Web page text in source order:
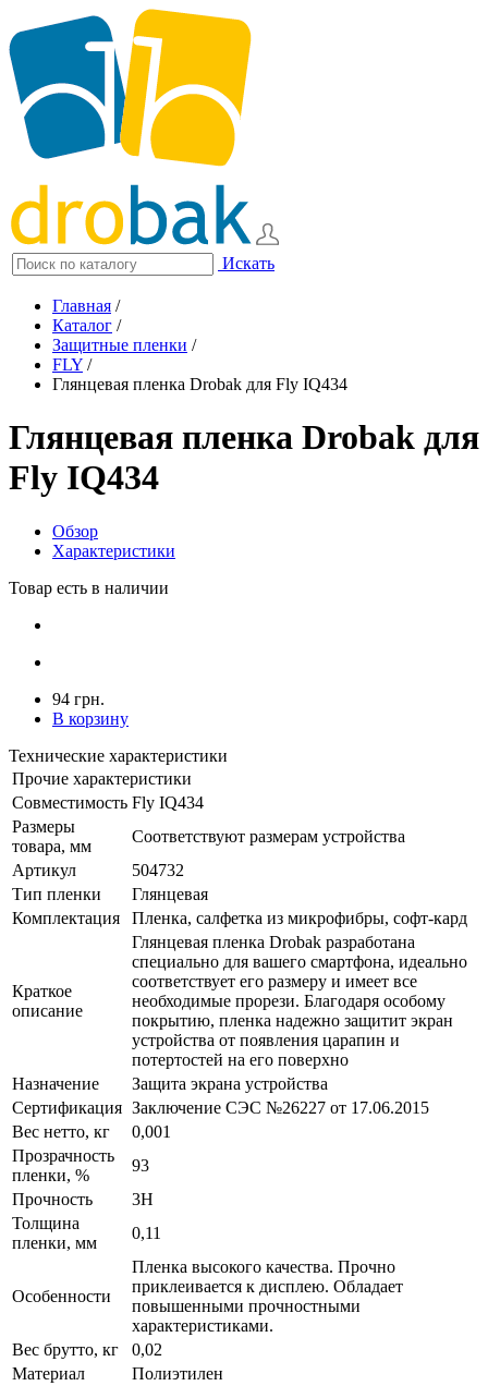
Искать
Главная /
Каталог /
Защитные пленки /
FLY /
Глянцевая пленка Drobak для Fly IQ434
Глянцевая пленка Drobak для
Fly IQ434
Обзор
Характеристики
Товар есть в наличии
94 грн.
В корзину
Технические характеристики
Прочие характеристики
Совместимость Fly IQ434
Размеры
товара, мм
Соответствуют размерам устройства
Артикул
504732
Тип пленки
Глянцевая
Комплектация
Пленка, салфетка из микрофибры, софт-кард
Краткое
описание
Глянцевая пленка Drobak разработана
специально для вашего смартфона, идеально
соответствует его размеру и имеет все
необходимые прорези. Благодаря особому
покрытию, пленка надежно защитит экран
устройства от появления царапин и
потертостей на его поверхно
Назначение
Защита экрана устройства
Сертификация Заключение СЭС №26227 от 17.06.2015
Вес нетто, кг
0,001
Прозрачность
пленки, %
93
Прочность
3H
Толщина
пленки, мм
0,11
Особенности
Пленка высокого качества. Прочно
приклеивается к дисплею. Обладает
повышенными прочностными
характеристиками.
Вес брутто, кг
0,02
Материал
Полиэтилен